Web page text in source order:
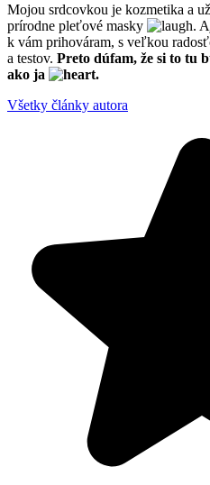
Mojou srdcovkou je kozmetika a
prírodne pleťové masky
.
k vám prihováram, s veľkou
a testov. Preto dúfam, že si to tu
ako ja
.
Všetky články autora